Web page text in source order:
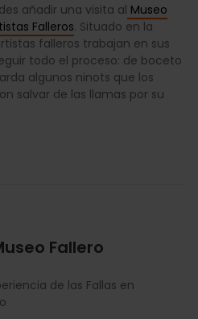
añadir una visita al Museo
Falleros. Situado en la
falleros trabajan en sus
todo el proceso: de boceto
algunos ninots que los
salvar de las llamas por su
Fallero
de las Fallas en